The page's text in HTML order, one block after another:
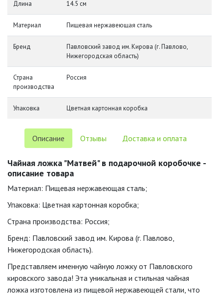
Длина 14.5 см
Материал Пищевая нержавеющая сталь
Бренд
Павловский завод им. Кирова (г. Павлово,
Нижегородская область)
Страна
производства
Россия
Упаковка Цветная картонная коробка
Описание Отзывы Доставка и оплата
Чайная ложка "Матвей" в подарочной коробочке -
описание товара
Материал: Пищевая нержавеющая сталь;
Упаковка: Цветная картонная коробка;
Страна производства: Россия;
Бренд: Павловский завод им. Кирова (г. Павлово,
Нижегородская область).
Представляем именную чайную ложку от Павловского
кировского завода! Эта уникальная и стильная чайная
ложка изготовлена из пищевой нержавеющей стали, что